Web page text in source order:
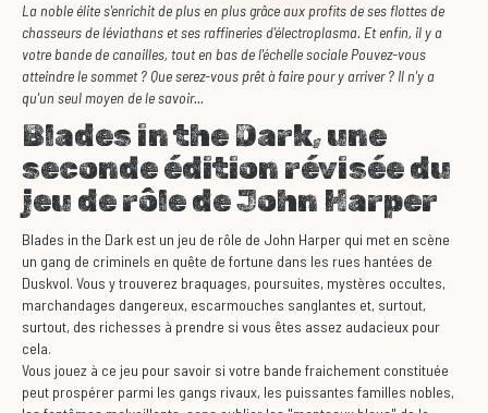
La noble élite s'enrichit de plus en plus grâce aux profits de ses flottes de
chasseurs de léviathans et ses raffineries d'électroplasma. Et enfin, il y a
votre bande de canailles, tout en bas de l'échelle sociale Pouvez-vous
atteindre le sommet ? Que serez-vous prêt à faire pour y arriver ? Il n'y a
qu'un seul moyen de le savoir...
Blades in the Dark, une
seconde édition révisée du
jeu de rôle de John Harper
Blades in the Dark est un jeu de rôle de John Harper qui met en scène
un gang de criminels en quête de fortune dans les rues hantées de
Duskvol. Vous y trouverez braquages, poursuites, mystères occultes,
marchandages dangereux, escarmouches sanglantes et, surtout,
surtout, des richesses à prendre si vous êtes assez audacieux pour
cela.
Vous jouez à ce jeu pour savoir si votre bande fraichement constituée
peut prospérer parmi les gangs rivaux, les puissantes familles nobles,